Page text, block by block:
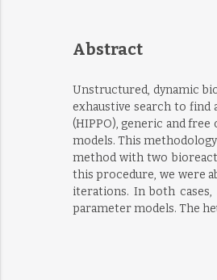
Abstract
Unstructured, dynamic
exhaustive search to
(HIPPO), generic and
models. This
method with two
this procedure, we were
iterations. In both
parameter models. The